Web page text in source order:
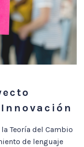
Teoría del Cambio
de lenguaje